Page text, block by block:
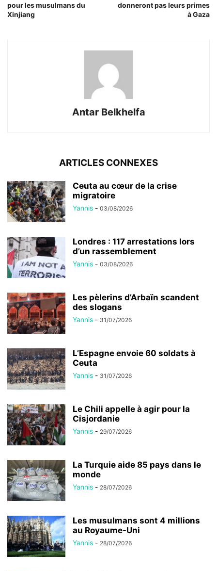
pour les musulmans du
Xinjiang
donneront pas leurs primes
à Gaza
Antar Belkhelfa
ARTICLES CONNEXES
Ceuta au cœur de la crise
migratoire
Yannis - 03/08/2026
Londres : 117 arrestations lors
d’un rassemblement
Yannis - 03/08/2026
Les pèlerins d’Arbaïn scandent
des slogans
Yannis - 31/07/2026
L’Espagne envoie 60 soldats à
Ceuta
Yannis - 31/07/2026
Le Chili appelle à agir pour la
Cisjordanie
Yannis - 29/07/2026
La Turquie aide 85 pays dans le
monde
Yannis - 28/07/2026
Les musulmans sont 4 millions
au Royaume-Uni
Yannis - 28/07/2026